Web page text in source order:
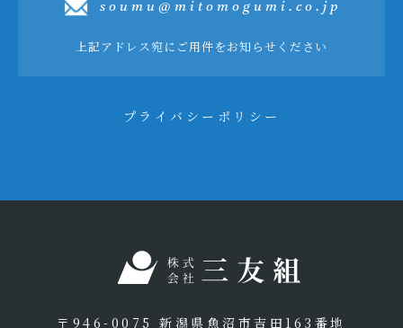
soumu@mitomogumi.co.jp
上記アドレス宛にご用件をお知らせください
プライバシーポリシー
〒946-0075 新潟県魚沼市吉田163番地